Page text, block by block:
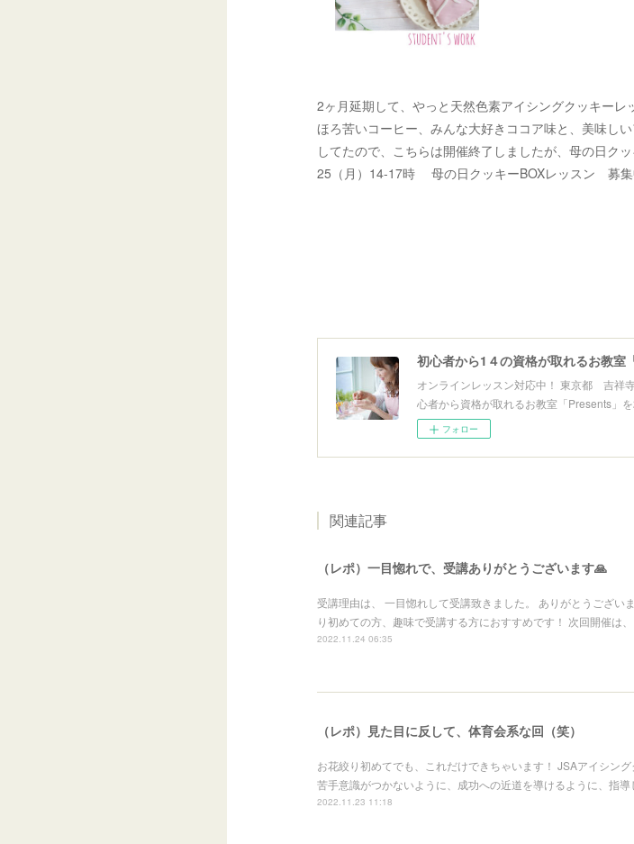
2ヶ月延期して、やっと天然色素アイシングクッキー
ほろ苦いコーヒー、みんな大好きココア味と、美味し
してたので、こちらは開催終了しましたが、母の日ク
25（月）14-17時 母の日クッキーBOXレッスン 募
初心者から1４の資格が取れるお教
オンラインレッスン対応中！ 東京都 吉祥
心者から資格が取れるお教室「Presents」
フォロー
関連記事
（レポ）一目惚れで、受講ありがとうございます🙏
受講理由は、 一目惚れして受講致きました。 ありがとうござい
り初めての方、趣味で受講する方におすすめです！ 次回開催は
2022.11.24 06:35
（レポ）見た目に反して、体育会系な回（笑）
お花絞り初めてでも、これだけできちゃいます！ JSAアイシン
苦手意識がつかないように、成功への近道を導けるように、指
2022.11.23 11:18